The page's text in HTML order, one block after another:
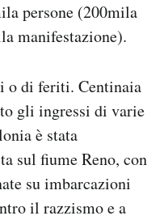
persone (200mila
manifestazione).
o di feriti. Centinaia
gli ingressi di varie
è stata
sul fiume Reno, con
su imbarcazioni
il razzismo e a